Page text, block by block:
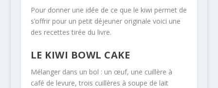
Pour donner une idée de ce que le kiwi permet de
s’offrir pour un petit déjeuner originale voici une
des recettes tirée du livre.
LE KIWI BOWL CAKE
Mélanger dans un bol : un œuf, une cuillère à
café de levure, trois cuillères à soupe de lait